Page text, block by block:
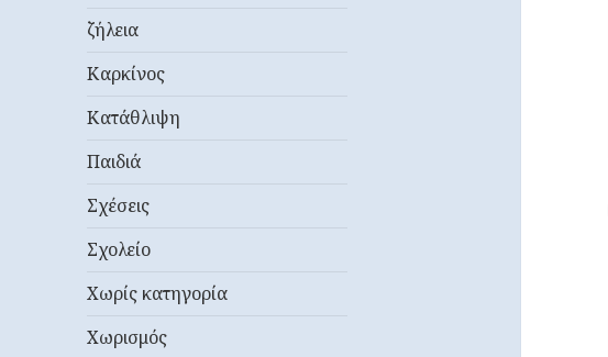
ζήλεια
Καρκίνος
Κατάθλιψη
Παιδιά
Σχέσεις
Σχολείο
Χωρίς κατηγορία
Χωρισμός